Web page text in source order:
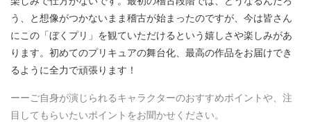
う、と想像がつかないまま稽古が始まったのですが、今は皆さん
にこの「ぼくプリ」を観ていただけるという嬉しさや楽しみがあ
ります。初めてのプリキュアの舞台化、最高の作品をお届けでき
るように全力で頑張ります！
ーーご自身が演じられるキャラクターのおすすめポイントや、注
目してもらいたいポイントをお聞かせください。